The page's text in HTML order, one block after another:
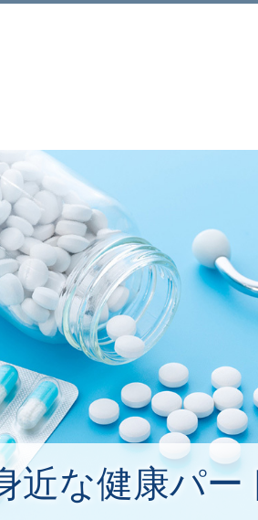
近な健康パー